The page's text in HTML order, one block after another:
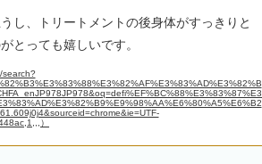
し、トリートメントの後身体がすっきりと
とっても嬉しいです。
search?
）